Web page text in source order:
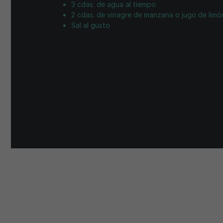
3 cdas. de agua al tiempo
2 cdas. de vinagre de manzana o jugo de
Sal al gusto